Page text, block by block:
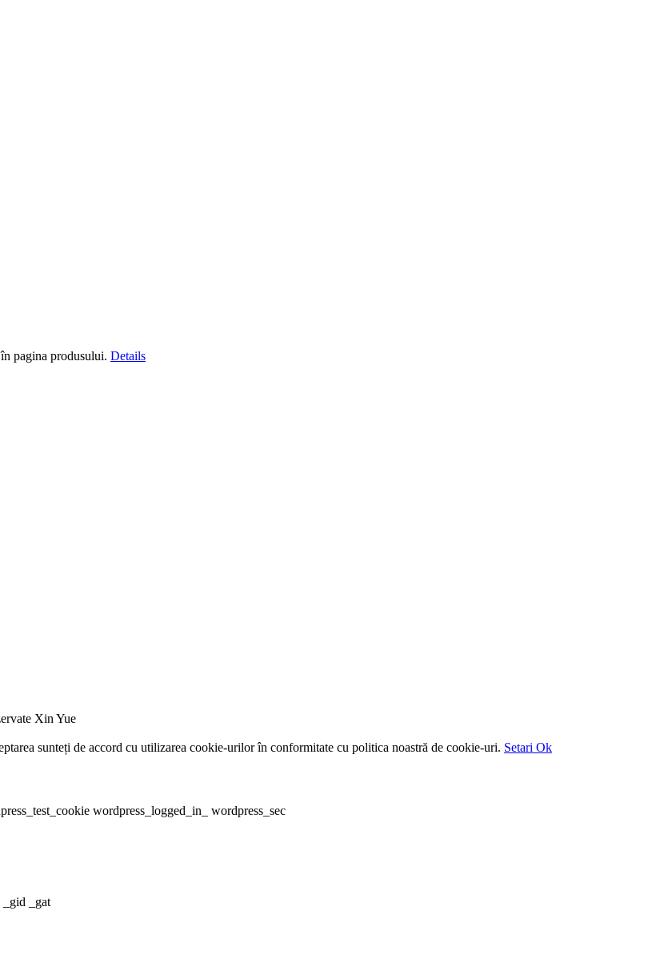
pagina produsului. Details
Xin Yue
sunteți de accord cu utilizarea cookie-urilor în conformitate cu politica noastră de cookie-uri. Setari Ok
wordpress_logged_in_ wordpress_sec
_gid _gat